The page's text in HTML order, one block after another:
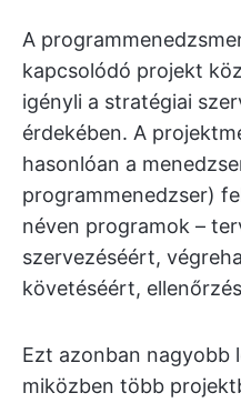
A
kapcsolódó projekt
igényli a stratégiai
érdekében. A
hasonlóan a
programmenedzser)
néven programok –
szervezéséért,
követéséért,
Ezt azonban nagyobb
miközben több